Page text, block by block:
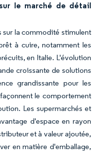
le marché de détail
sur la commodité stimulent
à cuire, notamment les
en Italie. L'évolution
croissante de solutions
grandissante pour les
le comportement
Les supermarchés et
d'espace en rayon
et à valeur ajoutée,
en matière d'emballage,